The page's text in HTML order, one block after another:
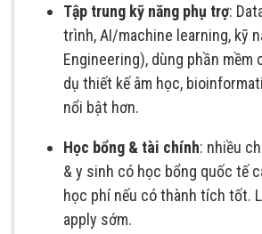
Tập trung kỹ năng phụ trợ:
trình, AI/machine learning, kỹ
Engineering), dùng phần mềm
dụ thiết kế âm học,
nổi bật hơn.
Học bổng & tài chính: nhiều
& y sinh có học bổng quốc tế
học phí nếu có thành tích tốt.
apply sớm.